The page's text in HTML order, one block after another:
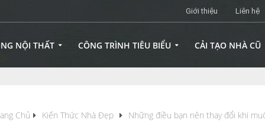
Giới thiệu Liên hệ
NỘI THẤT CÔNG TRÌNH TIÊU BIỂU CẢI TẠO NHÀ CŨ
Chủ Kiến Thức Nhà Đẹp Những điều bạn nên thay đổi khi